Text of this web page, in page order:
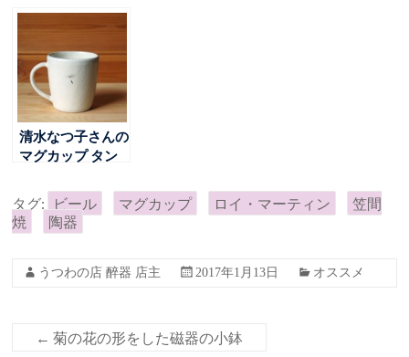
清水なつ子さんの
マグカップ タン
タグ: ビール マグカップ ロイ・マーティン
笠間
焼
陶器
うつわの店 醉器 店主 2017年1月13日 オススメ
← 菊の花の形をした磁器の小鉢